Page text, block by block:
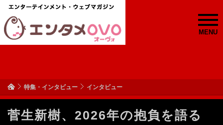
MENU
特集・インタビュー インタビュー
菅⽣新樹、2026年の抱負を語る